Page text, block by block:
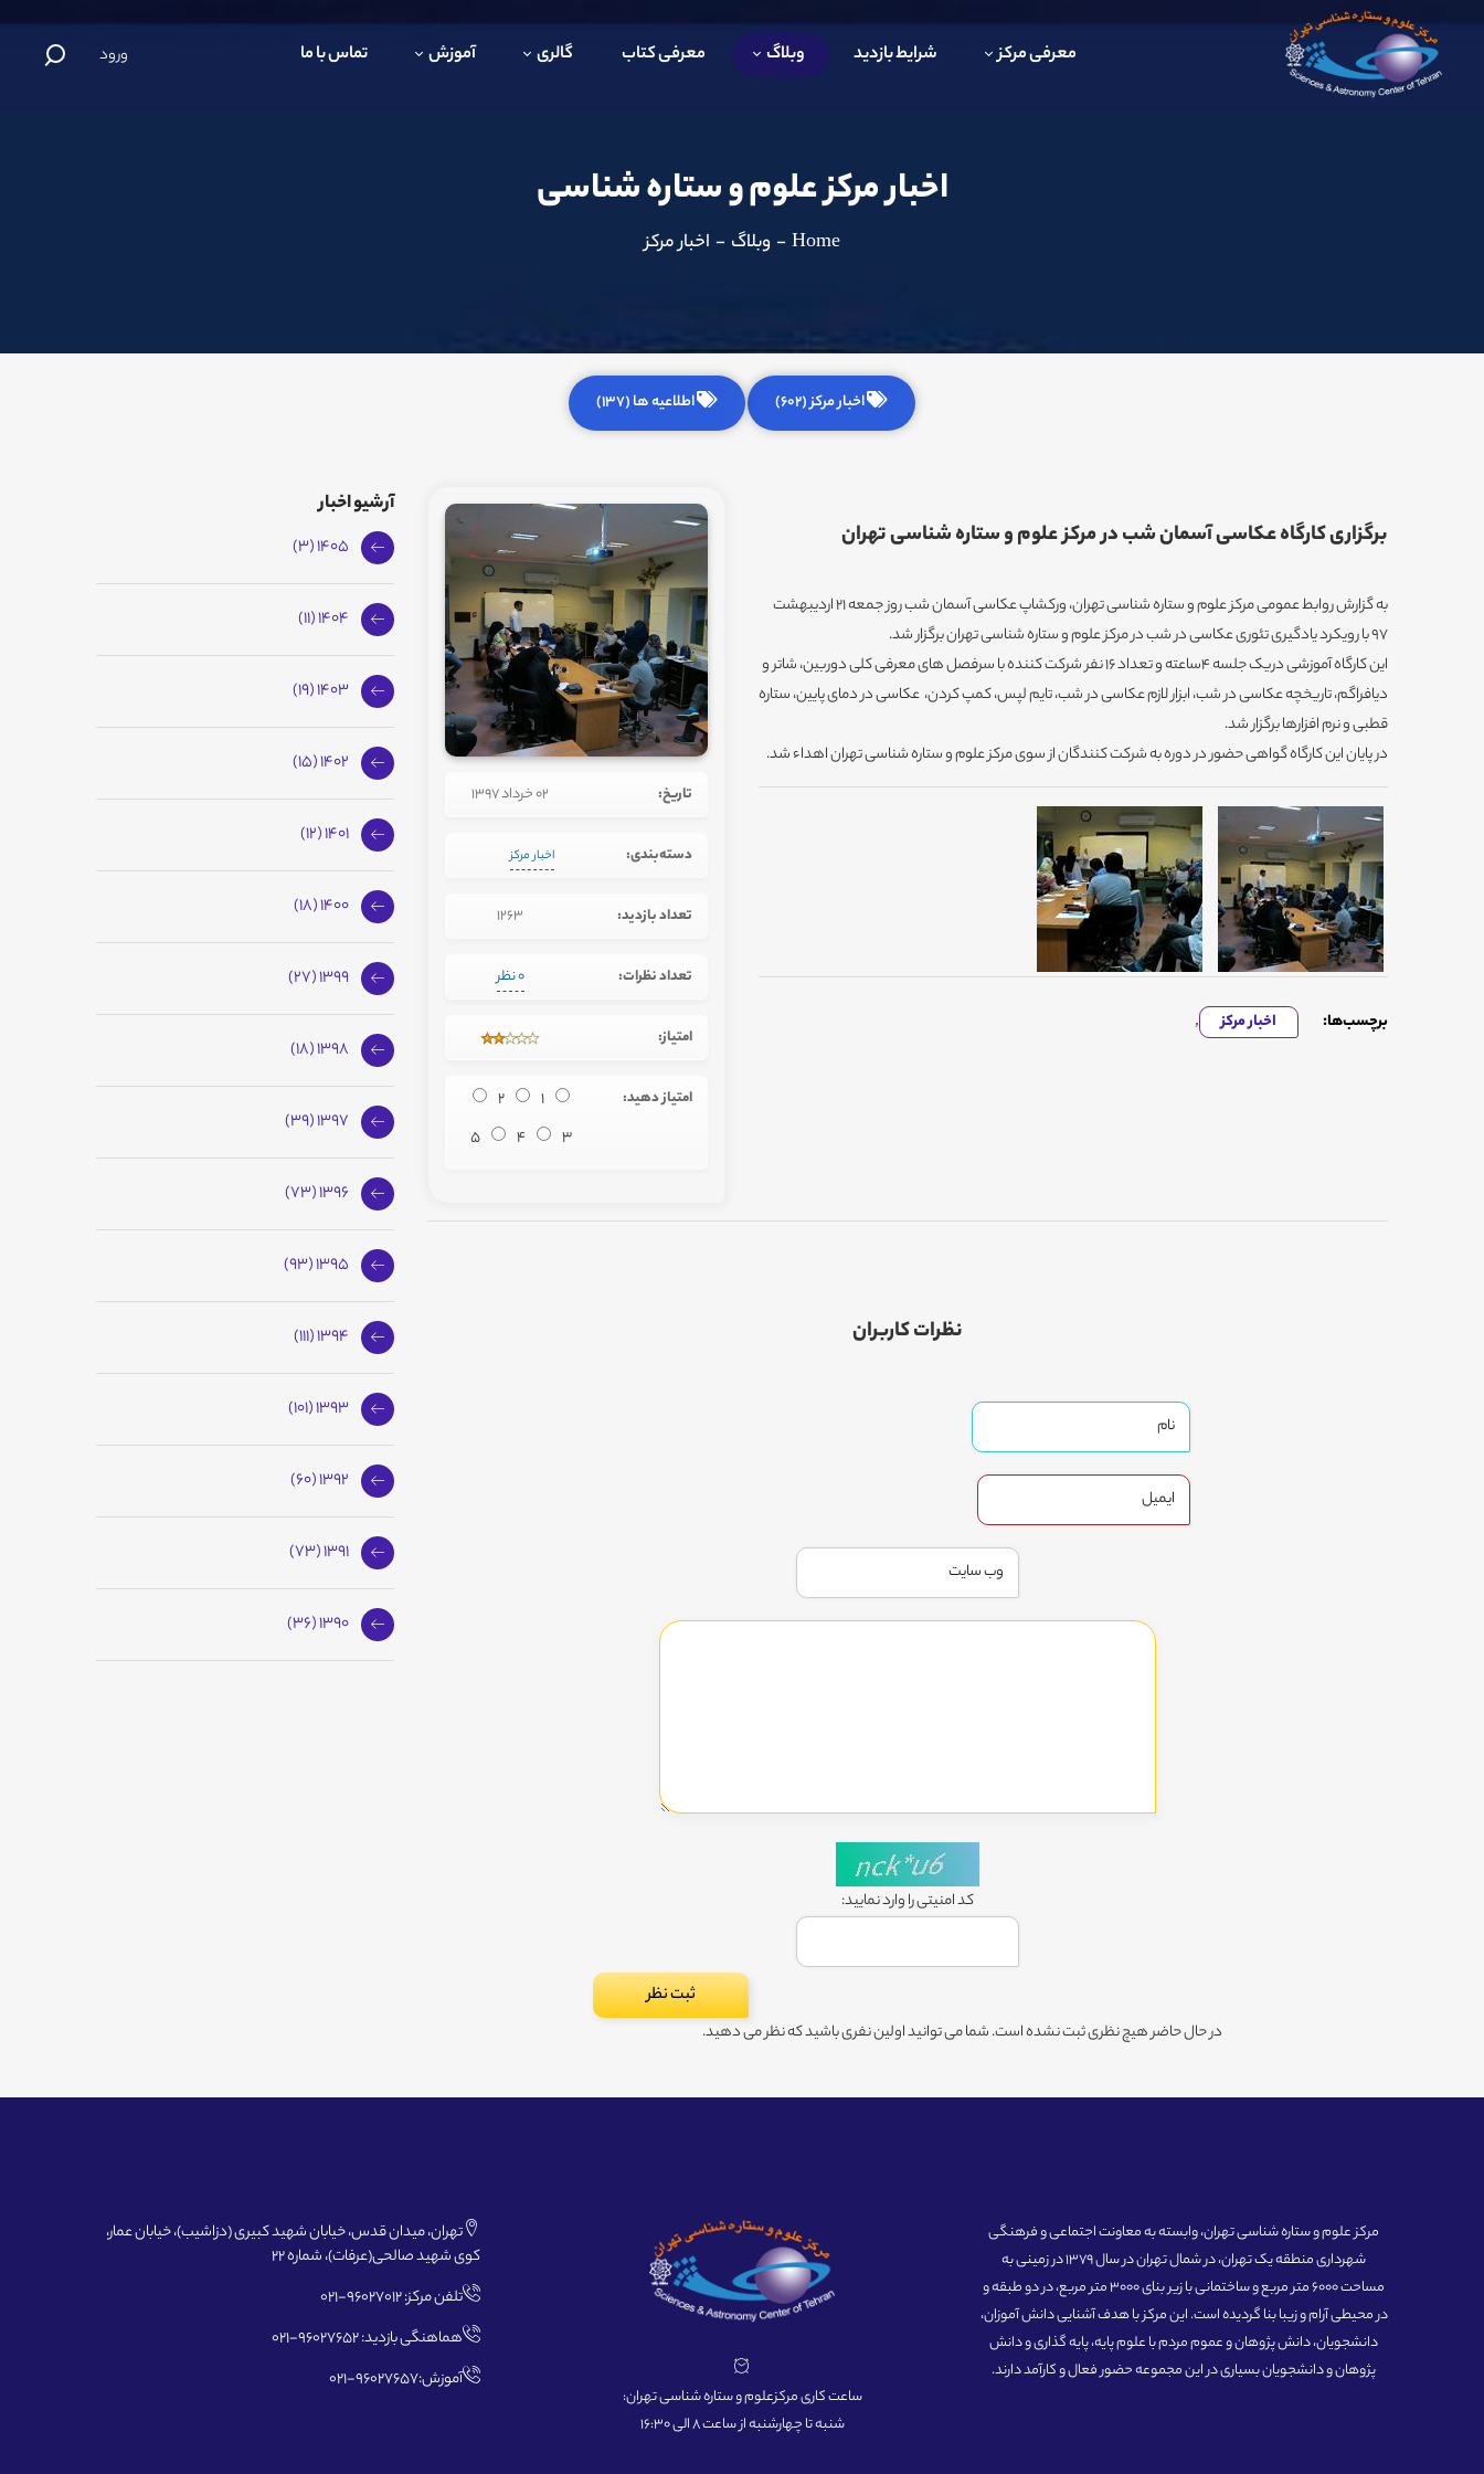
معرفی مرکز شرایط بازدید وبلاگ معرفی کتاب گالری آموزش تماس با ما ورود
اخبار مرکز علوم و ستاره شناسی
Home
- وبلاگ - اخبار مرکز
اخبار مرکز (602) اطلاعیه ها (137)
برگزاری کارگاه عکاسی آسمان شب در مرکز علوم و ستاره شناسی تهران
به گزارش روابط عمومی مرکز علوم و ستاره شناسی تهران، ورکشاپ عکاسی آسمان شب روز جمعه 21 اردیبهشت
97 با رویکرد یادگیری تئوری عکاسی در شب در مرکز علوم و ستاره شناسی تهران برگزار شد.
این کارگاه آموزشی دریک جلسه 4ساعته و تعداد 16 نفر شرکت کننده با سرفصل های معرفی کلی دوربین، شاتر و
دیافراگم، تاریخچه عکاسی در شب، ابزار لازم عکاسی در شب، تایم لپس، کمپ کردن، عکاسی در دمای پایین، ستاره
قطبی و نرم افزارها برگزار شد.
در پایان این کارگاه گواهی حضور در دوره به شرکت کنندگان از سوی مرکز علوم و ستاره شناسی تهران اهداء شد.
برچسب‌ها: اخبار مرکز ,
تاریخ: 02 خرداد 1397
دسته‌بندی: اخبار مرکز
تعداد بازدید: 1263
تعداد نظرات: 0 نظر
امتیاز:
امتیاز دهید: 1
2
3
4
5
نظرات کاربران
کد امنیتی را وارد نمایید:
در حال حاضر هیچ نظری ثبت نشده است. شما می توانید اولین نفری باشید که نظر می دهید.
آرشیو اخبار
1405 (3)
1404 (11)
1403 (19)
1402 (15)
1401 (12)
1400 (18)
1399 (27)
1398 (18)
1397 (39)
1396 (73)
1395 (93)
1394 (111)
1393 (101)
1392 (60)
1391 (73)
1390 (36)
مرکز علوم و ستاره شناسی تهران، وابسته به معاونت اجتماعی و فرهنگی
شهرداری منطقه یک تهران، در شمال تهران در سال 1379 در زمینی به
مساحت 6000 متر مربع و ساختمانی با زیر بنای 3000 متر مربع، در دو طبقه و
در محیطی آرام و زیبا بنا گردیده است. این مرکز با هدف آشنایی دانش آموزان،
دانشجویان، دانش پژوهان و عموم مردم با علوم پایه، پایه گذاری و دانش
پژوهان و دانشجویان بسیاری در این مجموعه حضور فعال و کارآمد دارند.
ساعت کاری مرکزعلوم و ستاره شناسی تهران:
شنبه تا چهارشنبه از ساعت 8 الی 16:30
تهران، میدان قدس، خیابان شهید کبیری (دزاشیب)، خیابان عمار،
کوی شهید صالحی(عرفات)، شماره 22
تلفن مرکز: 96027012-021
هماهنگی بازدید: 96027652-021
آموزش:96027657-021